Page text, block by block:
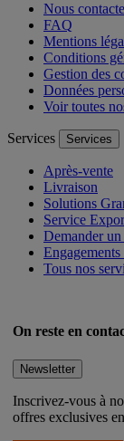
Nous
FAQ
Mentions
Conditions
Gestion des
Données
Voir toutes
Services Services
Après-vente
Livraison
Solutions
Service
Demander
Tous nos
On reste en
Newsletter
Inscrivez-vous à
offres exclusives